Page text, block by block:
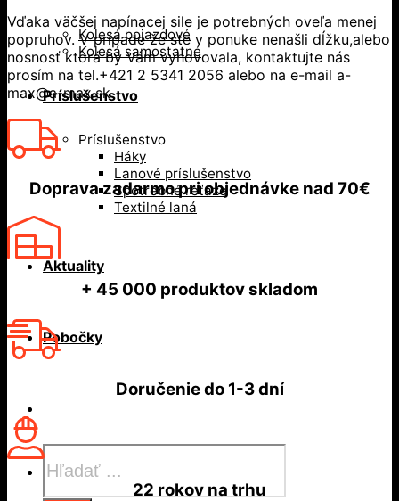
Kolesá pojazdové
Kolesá samostatné
Príslušenstvo
Príslušenstvo
Háky
Lanové príslušenstvo
Spotrebné reťaze
Textilné laná
Aktuality
Pobočky
Products
search
Vďaka väčšej napínacej sile je potrebných oveľa menej
popruhov. V prípade že ste v ponuke nenašli dĺžku,alebo
nosnosť ktorá by Vám vyhovovala, kontaktujte nás
prosím na tel.+421 2 5341 2056 alebo na e-mail a-
max@a-max.sk
Doprava zadarmopri objednávke nad 70€
+ 45 000 produktov skladom
Doručenie do1-3 dní
22 rokov na trhu